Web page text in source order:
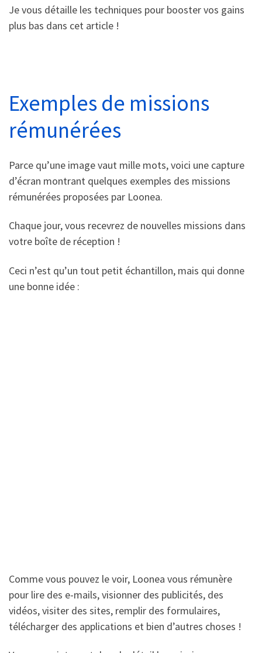
Je vous détaille les techniques pour booster vos gains
plus bas dans cet article !
Exemples de missions
rémunérées
Parce qu’une image vaut mille mots, voici une capture
d’écran montrant quelques exemples des missions
rémunérées proposées par Loonea.
Chaque jour, vous recevrez de nouvelles missions dans
votre boîte de réception !
Ceci n’est qu’un tout petit échantillon, mais qui donne
une bonne idée :
Comme vous pouvez le voir, Loonea vous rémunère
pour lire des e-mails, visionner des publicités, des
vidéos, visiter des sites, remplir des formulaires,
télécharger des applications et bien d’autres choses !